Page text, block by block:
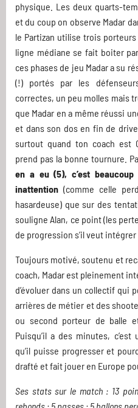
physique. Les deux quarts-
et du coup on observe Madar
le Partizan utilise trois
ligne médiane se fait boiter
ces phases de jeu Madar a su
(!) portés par les
correctes, un peu molles mais
que Madar en a même réussi
et dans son dos en fin de
surtout quand ton coach est
prend pas la bonne tournure.
en a eu (5), c’est
inattention (comme celle
hasardeuse) que sur des
souligne Alan, ce point (les
de progression s’il veut intégrer
Toujours motivé, soutenu et
coach, Madar est pleinement
d’évoluer dans un collectif qui
arrières de métier et des
ou second porteur de balle
Puisqu’il a des minutes,
qu’il puisse progresser et
drafté et fait jouer en Europe
Ses stats sur le match : 13